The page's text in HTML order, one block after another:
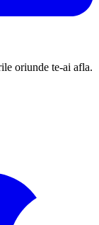
oriunde te-ai afla.